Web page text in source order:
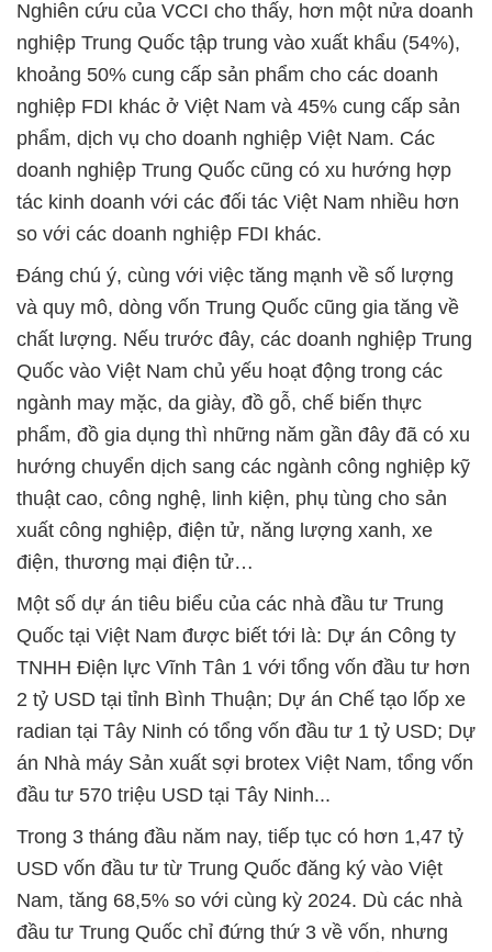
Nghiên cứu của VCCI cho thấy, hơn một nửa doanh
nghiệp Trung Quốc tập trung vào xuất khẩu (54%),
khoảng 50% cung cấp sản phẩm cho các doanh
nghiệp FDI khác ở Việt Nam và 45% cung cấp sản
phẩm, dịch vụ cho doanh nghiệp Việt Nam. Các
doanh nghiệp Trung Quốc cũng có xu hướng hợp
tác kinh doanh với các đối tác Việt Nam nhiều hơn
so với các doanh nghiệp FDI khác.
Đáng chú ý, cùng với việc tăng mạnh về số lượng
và quy mô, dòng vốn Trung Quốc cũng gia tăng về
chất lượng. Nếu trước đây, các doanh nghiệp Trung
Quốc vào Việt Nam chủ yếu hoạt động trong các
ngành may mặc, da giày, đồ gỗ, chế biến thực
phẩm, đồ gia dụng thì những năm gần đây đã có xu
hướng chuyển dịch sang các ngành công nghiệp kỹ
thuật cao, công nghệ, linh kiện, phụ tùng cho sản
xuất công nghiệp, điện tử, năng lượng xanh, xe
điện, thương mại điện tử…
Một số dự án tiêu biểu của các nhà đầu tư Trung
Quốc tại Việt Nam được biết tới là: Dự án Công ty
TNHH Điện lực Vĩnh Tân 1 với tổng vốn đầu tư hơn
2 tỷ USD tại tỉnh Bình Thuận; Dự án Chế tạo lốp xe
radian tại Tây Ninh có tổng vốn đầu tư 1 tỷ USD; Dự
án Nhà máy Sản xuất sợi brotex Việt Nam, tổng vốn
đầu tư 570 triệu USD tại Tây Ninh...
Trong 3 tháng đầu năm nay, tiếp tục có hơn 1,47 tỷ
USD vốn đầu tư từ Trung Quốc đăng ký vào Việt
Nam, tăng 68,5% so với cùng kỳ 2024. Dù các nhà
đầu tư Trung Quốc chỉ đứng thứ 3 về vốn, nhưng